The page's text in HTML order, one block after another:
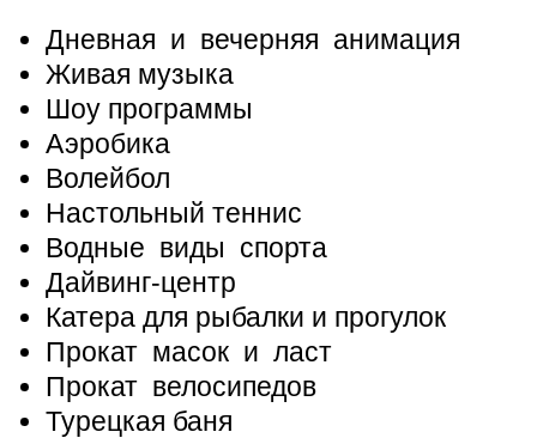
Дневная и вечерняя анимация
Живая музыка
Шоу программы
Аэробика
Волейбол
Настольный теннис
Водные виды спорта
Дайвинг-центр
Катера для рыбалки и прогулок
Прокат масок и ласт
Прокат велосипедов
Турецкая баня